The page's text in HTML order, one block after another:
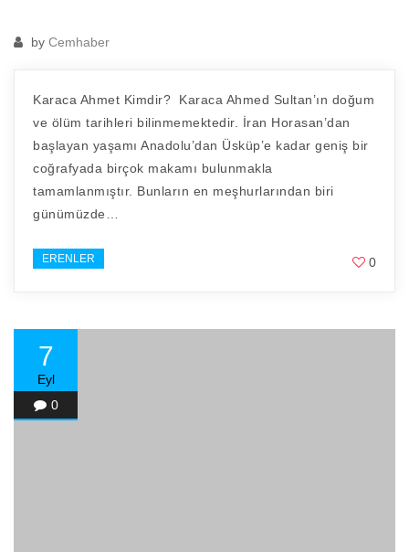
by Cemhaber
Karaca Ahmet Kimdir? Karaca Ahmed Sultan’ın doğum
ve ölüm tarihleri bilinmemektedir. İran Horasan’dan
başlayan yaşamı Anadolu’dan Üsküp’e kadar geniş bir
coğrafyada birçok makamı bulunmakla
tamamlanmıştır. Bunların en meşhurlarından biri
günümüzde…
ERENLER 0
7
Eyl
0